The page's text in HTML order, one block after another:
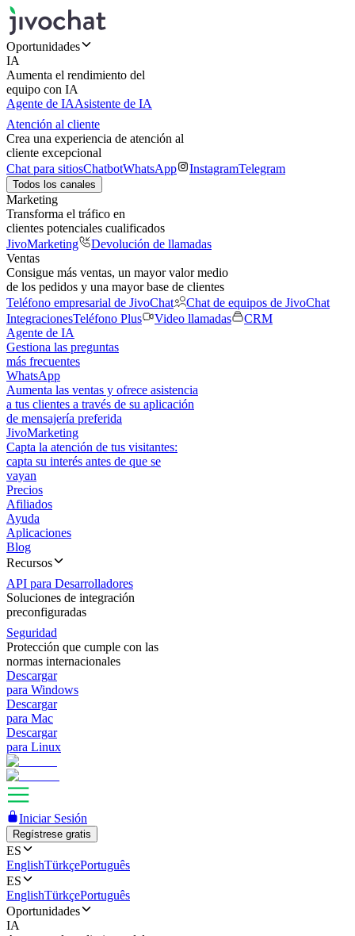
Oportunidades
IA
Aumenta el rendimiento del
equipo con IA
Agente de IAAsistente de IA
Atención al cliente
Crea una experiencia de atención al
cliente excepcional
Chat para sitiosChatbotWhatsApp InstagramTelegram
Todos los canales
Marketing
Transforma el tráfico en
clientes potenciales cualificados
JivoMarketing
Devolución de llamadas
Ventas
Consigue más ventas, un mayor valor medio
de los pedidos y una mayor base de clientes
Teléfono empresarial de JivoChat
Chat de equipos de JivoChat
IntegracionesTeléfono Plus Video llamadas
CRM
Agente de IA
Gestiona las preguntas
más frecuentes
WhatsApp
Aumenta las ventas y ofrece asistencia
a tus clientes a través de su aplicación
de mensajería preferida
JivoMarketing
Capta la atención de tus visitantes:
capta su interés antes de que se
vayan
Precios
Afiliados
Ayuda
Aplicaciones
Blog
Recursos
API para Desarrolladores
Soluciones de integración
preconfiguradas
Seguridad
Protección que cumple con las
normas internacionales
Descargar
para Windows
Descargar
para Mac
Descargar
para Linux
Iniciar Sesión
Regístrese gratis
ES
EnglishTürkçePortuguês
ES
EnglishTürkçePortuguês
Oportunidades
IA